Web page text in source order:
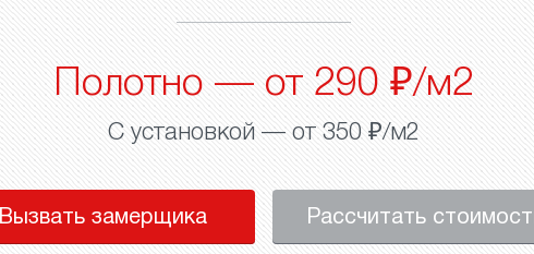
Полотно — от 290 ₽/м2
С установкой — от 350 ₽/м2
Вызвать замерщика Рассчитать